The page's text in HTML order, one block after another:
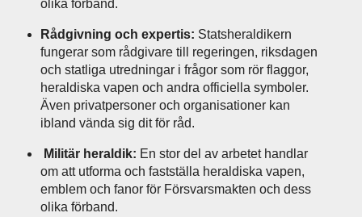
olika förband.
Rådgivning och expertis: Statsheraldikern
fungerar som rådgivare till regeringen, riksdagen
och statliga utredningar i frågor som rör flaggor,
heraldiska vapen och andra officiella symboler.
Även privatpersoner och organisationer kan
ibland vända sig dit för råd.
Militär heraldik: En stor del av arbetet handlar
om att utforma och fastställa heraldiska vapen,
emblem och fanor för Försvarsmakten och dess
olika förband.